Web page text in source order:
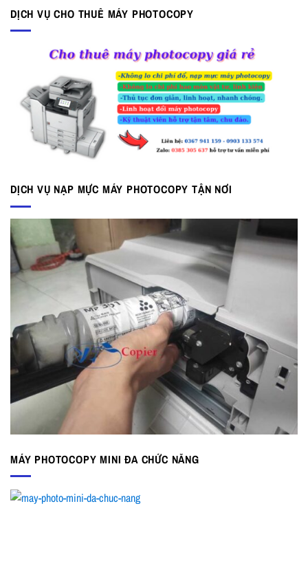
DỊCH VỤ CHO THUÊ MÁY PHOTOCOPY
DỊCH VỤ NẠP MỰC MÁY PHOTOCOPY TẬN NƠI
MÁY PHOTOCOPY MINI ĐA CHỨC NĂNG